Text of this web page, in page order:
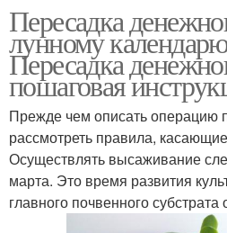
Растения по месяцам
Растения на субботу
Пересадка
лунному
Пересадка
пошаговая
Прежде чем описать операцию
рассмотреть правила,
Осуществлять высаживание
марта. Это время развития
главного почвенного субстрата